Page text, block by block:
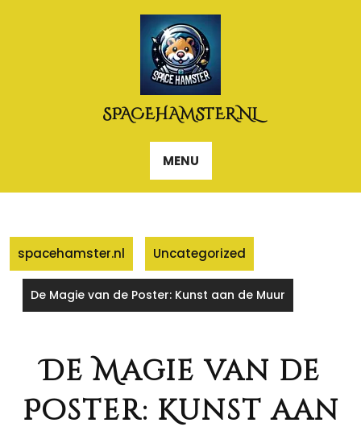
SPACEHAMSTER.NL
MENU
spacehamster.nl Uncategorized
De Magie van de Poster: Kunst aan de Muur
De Magie van de
Poster: Kunst aan